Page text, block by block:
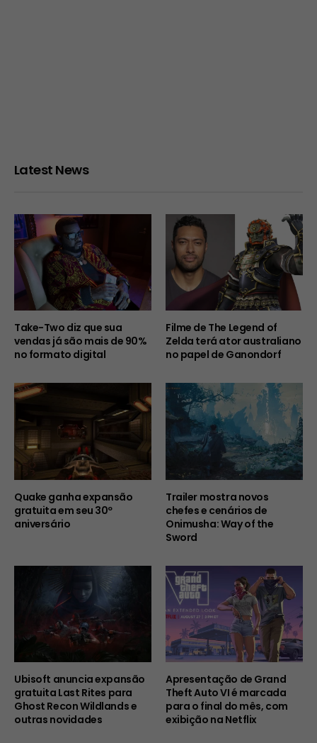
Latest News
Take-Two diz que sua
vendas já são mais de 90%
no formato digital
Filme de The Legend of
Zelda terá ator australiano
no papel de Ganondorf
Quake ganha expansão
gratuita em seu 30º
aniversário
Trailer mostra novos
chefes e cenários de
Onimusha: Way of the
Sword
Ubisoft anuncia expansão
gratuita Last Rites para
Ghost Recon Wildlands e
outras novidades
Apresentação de Grand
Theft Auto VI é marcada
para o final do mês, com
exibição na Netflix